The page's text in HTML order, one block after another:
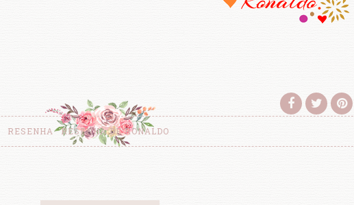
RESENHA RESENHA DE RONALDO